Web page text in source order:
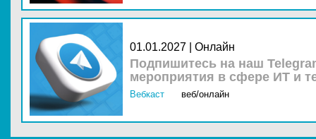
01.01.2027 | Онлайн
Подпишитесь на наш
мероприятия в сфере ИТ и
Вебкаст веб/онлайн